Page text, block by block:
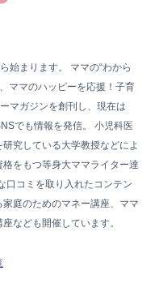
始まります。 ママの“わから
ママのハッピーを応援！子育
マガジンを創刊し、現在は
でも情報を発信。 小児科医
究している大学教授などによ
をもつ等身大ママライター達
口コミを取り入れたコンテン
庭のためのマネー講座、ママ
なども開催しています。